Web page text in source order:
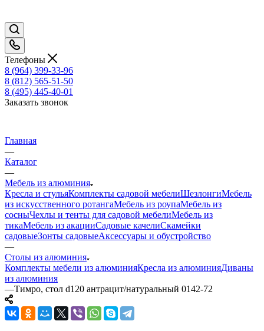
Телефоны
8 (964) 399-33-96
8 (812) 565-51-50
8 (495) 445-40-01
Заказать звонок
Главная
—
Каталог
—
Мебель из алюминия
Кресла и стульяКомплекты садовой мебелиШезлонгиМебель
из искусственного ротангаМебель из роупаМебель из
сосныЧехлы и тенты для садовой мебелиМебель из
тикаМебель из акацииСадовые качелиСкамейки
садовыеЗонты садовыеАксессуары и обустройство
—
Столы из алюминия
Комплекты мебели из алюминияКресла из алюминияДиваны
из алюминия
—Тимро, стол d120 антрацит/натуральный 0142-72